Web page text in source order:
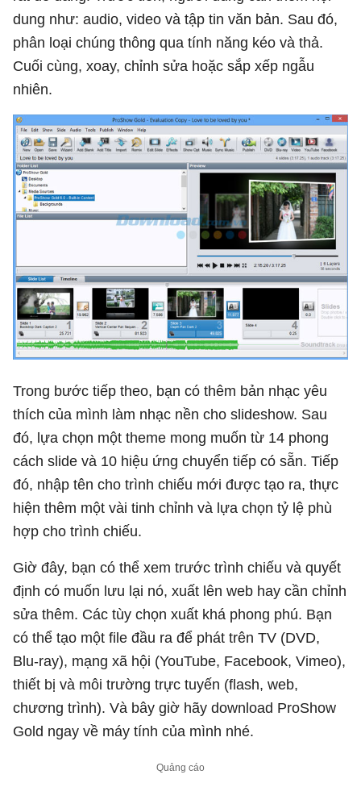
dung như: audio, video và tập tin văn bản. Sau đó,
phân loại chúng thông qua tính năng kéo và thả.
Cuối cùng, xoay, chỉnh sửa hoặc sắp xếp ngẫu
nhiên.
Trong bước tiếp theo, bạn có thêm bản nhạc yêu
thích của mình làm nhạc nền cho slideshow. Sau
đó, lựa chọn một theme mong muốn từ 14 phong
cách slide và 10 hiệu ứng chuyển tiếp có sẵn. Tiếp
đó, nhập tên cho trình chiếu mới được tạo ra, thực
hiện thêm một vài tinh chỉnh và lựa chọn tỷ lệ phù
hợp cho trình chiếu.
Giờ đây, bạn có thể xem trước trình chiếu và quyết
định có muốn lưu lại nó, xuất lên web hay cần chỉnh
sửa thêm. Các tùy chọn xuất khá phong phú. Bạn
có thể tạo một file đầu ra để phát trên TV (DVD,
Blu-ray), mạng xã hội (YouTube, Facebook, Vimeo),
thiết bị và môi trường trực tuyến (flash, web,
chương trình). Và bây giờ hãy download ProShow
Gold ngay về máy tính của mình nhé.